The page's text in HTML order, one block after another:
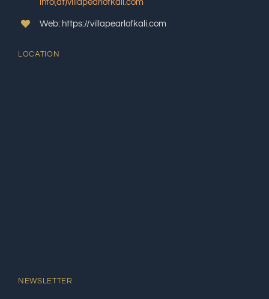
info(at)villapearlofkali.com
Web: https://villapearlofkali.com
LOCATION
NEWSLETTER